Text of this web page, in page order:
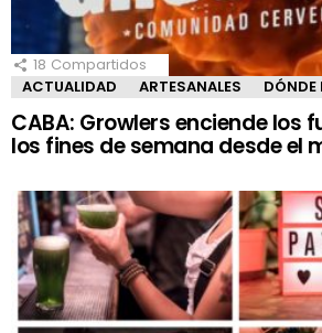
18 Compartidos
ACTUALIDAD
ARTESANALES DÓNDE
CABA: Growlers enciende los
los fines de semana desde el